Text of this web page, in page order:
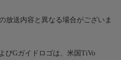
放送内容と異なる場合がございま
びGガイドロゴは、米国TiVo